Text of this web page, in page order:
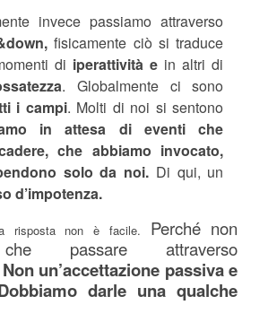
invece passiamo attraverso
fisicamente ciò si traduce
di iperattività e in altri di
. Globalmente ci sono
i campi. Molti di noi si sentono
in attesa di eventi che
che abbiamo invocato,
solo da noi. Di qui, un
d’impotenza.
risposta non è facile. Perché non
passare attraverso
Non un’accettazione passiva e
darle una qualche